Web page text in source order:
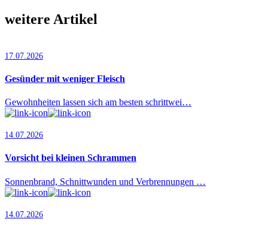
weitere Artikel
17.07.2026
Gesünder mit weniger Fleisch
Gewohnheiten lassen sich am besten schrittwei…
14.07.2026
Vorsicht bei kleinen Schrammen
Sonnenbrand, Schnittwunden und Verbrennungen …
14.07.2026